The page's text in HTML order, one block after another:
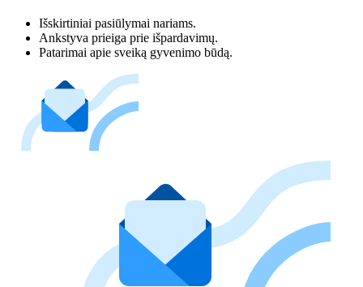
Išskirtiniai pasiūlymai nariams.
Ankstyva prieiga prie išpardavimų.
Patarimai apie sveiką gyvenimo būdą.